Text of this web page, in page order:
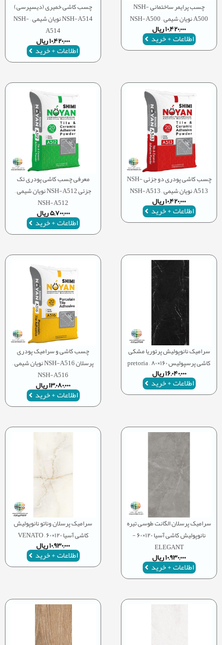
چسب پرایمر ساختمانی NSH-
A500 نویان شیمی – NSH-A500
۱۰,۴۲۰,۰۰۰ریال
اطلاعات + خرید
چسب کاشی خمیری (دیسپرسی)
NSH-A514 نویان شیمی – NSH-
A514
۱۰,۴۲۰,۰۰۰ریال
اطلاعات + خرید
چسب کاشی پودری دو جزئی NSH-
A513 نویان شیمی – NSH-A513
۱۰,۴۲۰,۰۰۰ریال
اطلاعات + خرید
معرفی چسب کاشی پودری تک
جزئی NSH-A512 نویان شیمی –
NSH-A512
۵,۷۰۰,۰۰۰ریال
اطلاعات + خرید
سرامیک نانوپولیش پرتوریا مشکی
کاشی پرسپولیس ۱۶۰×۸۰ – pretoria
۱۶,۰۴۰,۰۰۰ریال
اطلاعات + خرید
چسب کاشی و سرامیک پودری
پرسلان NSH-A516 نویان شیمی –
NSH-A516
۱۳,۰۸۰,۰۰۰ریال
اطلاعات + خرید
سرامیک پرسلان الگانت طوسی تیره
نانوپولیش کاشی آسیا ۱۲۰×۶۰ -
ELEGANT
۱۰,۹۳۰,۰۰۰ریال
اطلاعات + خرید
سرامیک پرسلان وناتو نانوپولیش
کاشی آسیا ۱۲۰×۶۰ – VENATO
۱۰,۹۳۰,۰۰۰ریال
اطلاعات + خرید